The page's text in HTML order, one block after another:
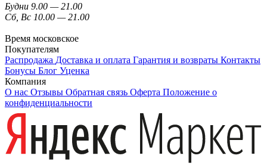
Будни 9.00 — 21.00
Сб, Вс 10.00 — 21.00
Время московское
Покупателям
Распродажа Доставка и оплата Гарантия и возвраты Контакты
Бонусы Блог Уценка
Компания
О нас Отзывы Обратная связь Оферта Положение о
конфиденциальности